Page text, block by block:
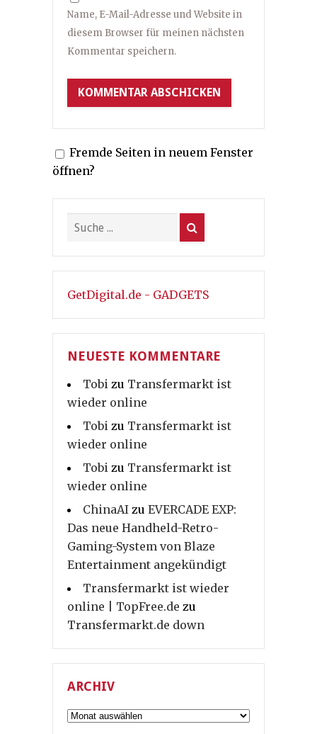
Name, E-Mail-Adresse und Website in
diesem Browser für meinen nächsten
Kommentar speichern.
Fremde Seiten in neuem Fenster
öffnen?
GetDigital.de - GADGETS
NEUESTE KOMMENTARE
Tobi zu Transfermarkt ist
wieder online
Tobi zu Transfermarkt ist
wieder online
Tobi zu Transfermarkt ist
wieder online
ChinaAI zu EVERCADE EXP:
Das neue Handheld-Retro-
Gaming-System von Blaze
Entertainment angekündigt
Transfermarkt ist wieder
online | TopFree.de zu
Transfermarkt.de down
ARCHIV
Archiv